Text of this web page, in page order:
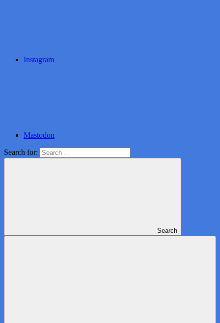
Instagram
Mastodon
Search for:
Search